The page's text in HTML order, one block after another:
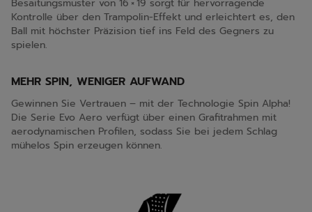
Besaitungsmuster von 16 × 19 sorgt für hervorragende
Kontrolle über den Trampolin-Effekt und erleichtert es, den
Ball mit höchster Präzision tief ins Feld des Gegners zu
spielen.
MEHR SPIN, WENIGER AUFWAND
Gewinnen Sie Vertrauen – mit der Technologie Spin Alpha!
Die Serie Evo Aero verfügt über einen Grafitrahmen mit
aerodynamischen Profilen, sodass Sie bei jedem Schlag
mühelos Spin erzeugen können.